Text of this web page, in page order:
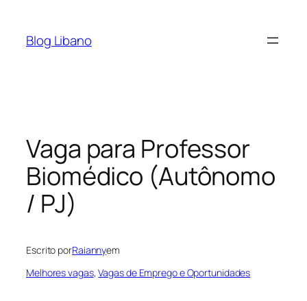
Blog Libano
Vaga para Professor
Biomédico (Autônomo
/ PJ)
Escrito porRaiannyem
Melhores vagas, Vagas de Emprego e Oportunidades